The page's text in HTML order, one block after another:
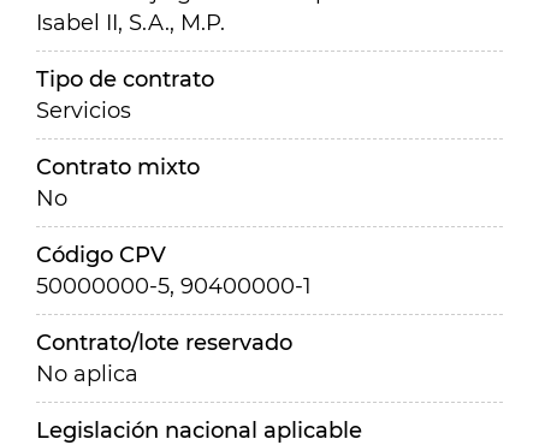
Isabel II, S.A., M.P.
Tipo de contrato
Servicios
Contrato mixto
No
Código CPV
50000000-5, 90400000-1
Contrato/lote reservado
No aplica
Legislación nacional aplicable